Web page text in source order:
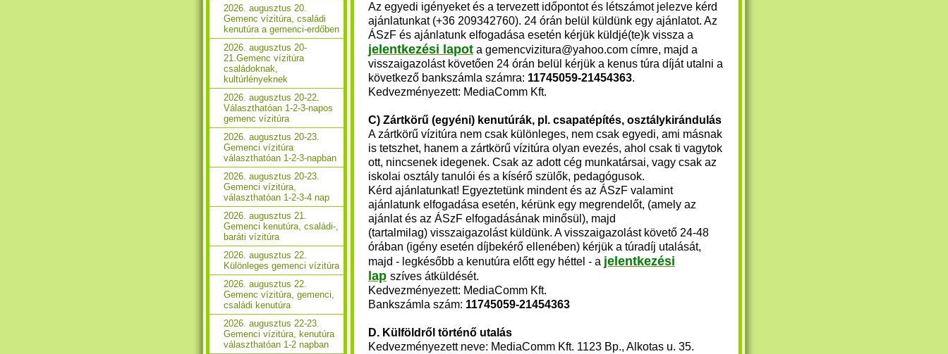
Az egyedi igényeket és a tervezett időpontot és létszámot jelezve kérd
ajánlatunkat (+36 209342760). 24 órán belül küldünk egy ajánlatot. Az
ÁSzF és ajánlatunk elfogadása esetén kérjük küldjé(te)k vissza a
jelentkezési lapot a gemencvizitura@yahoo.com címre, majd a
visszaigazolást követően 24 órán belül kérjük a kenus túra díját utalni a
következő bankszámla számra: 11745059-21454363.
Kedvezményezett: MediaComm Kft.
C) Zártkörű (egyéni) kenutúrák, pl. csapatépítés, osztálykirándulás
A zártkörű vízitúra nem csak különleges, nem csak egyedi, ami másnak
is tetszhet, hanem a zártkörű vízitúra olyan evezés, ahol csak ti vagytok
ott, nincsenek idegenek. Csak az adott cég munkatársai, vagy csak az
iskolai osztály tanulói és a kísérő szülők, pedagógusok.
Kérd ajánlatunkat! Egyeztetünk mindent és az ÁSzF valamint
ajánlatunk elfogadása esetén, kérünk egy megrendelőt, (amely az
ajánlat és az ÁSzF elfogadásának minősül), majd
(tartalmilag) visszaigazolást küldünk. A visszaigazolást követő 24-48
órában (igény esetén díjbekérő ellenében) kérjük a túradíj utalását,
majd - legkésőbb a kenutúra előtt egy héttel - a jelentkezési
lap szíves átküldését.
Kedvezményezett: MediaComm Kft.
Bankszámla szám: 11745059-21454363
D. Külföldről történő utalás
Kedvezményezett neve: MediaComm Kft. 1123 Bp., Alkotas u. 35.
2026. augusztus 20.
Gemenc vízitúra, családi
kenutúra a gemenci-erdőben
2026. augusztus 20-
21.Gemenc vízitúra
családoknak,
kultúrlényeknek
2026. augusztus 20-22.
Választhatóan 1-2-3-napos
gemenc vízitúra
2026. augusztus 20-23.
Gemenci vízitúra
választhatóan 1-2-3-napban
2026. augusztus 20-23.
Gemenci vízitúra,
választhatóan 1-2-3-4 nap
2026. augusztus 21.
Gemenci kenutúra, családi-,
baráti vízitúra
2026. augusztus 22.
Különleges gemenci vízitúra
2026. augusztus 22.
Gemenc vízitúra, gemenci,
családi kenutúra
2026. augusztus 22-23.
Gemenci vízitúra, kenutúra
választhatóan 1-2 napban